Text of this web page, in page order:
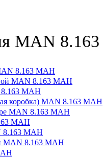
MAN 8.163
8.163 МАН
MAN 8.163 МАН
8.163 МАН
коробка) MAN 8.163 МАН
MAN 8.163 МАН
МАН
8.163 МАН
MAN 8.163 МАН